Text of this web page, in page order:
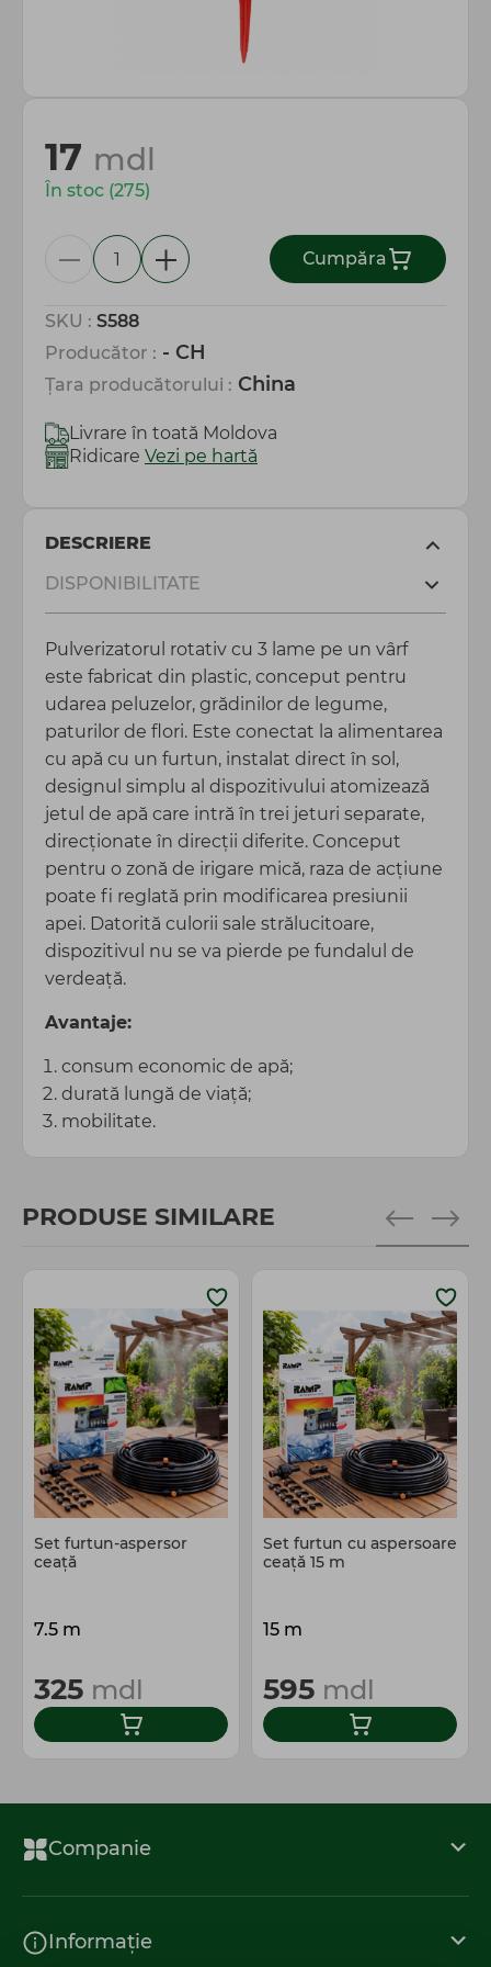
Totul pentru gospodărie
SKU : S588
Producător : - CH
Țara producătorului : China
17 mdl
În stoc (275)
Сumpăra
Livrare în toată Moldova
Ridicare Vezi pe hartă
DESCRIERE
DISPONIBILITATE
Pulverizatorul rotativ cu 3 lame pe un vârf
este fabricat din plastic, conceput pentru
udarea peluzelor, grădinilor de legume,
paturilor de flori. Este conectat la alimentarea
cu apă cu un furtun, instalat direct în sol,
designul simplu al dispozitivului atomizează
jetul de apă care intră în trei jeturi separate,
direcționate în direcții diferite. Conceput
pentru o zonă de irigare mică, raza de acțiune
poate fi reglată prin modificarea presiunii
apei. Datorită culorii sale strălucitoare,
dispozitivul nu se va pierde pe fundalul de
verdeață.
Avantaje:
consum economic de apă;
durată lungă de viață;
mobilitate.
PRODUSE SIMILARE
Set furtun-aspersor
ceaţă
7.5 m
325 mdl
Set furtun cu aspersoare
ceață 15 m
15 m
595 mdl
Companie
Informație